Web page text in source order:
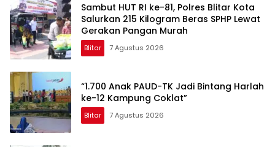
Sambut HUT RI ke-81, Polres Blitar Kota
Salurkan 215 Kilogram Beras SPHP Lewat
Gerakan Pangan Murah
Blitar 7 Agustus 2026
“1.700 Anak PAUD-TK Jadi Bintang Harlah
ke-12 Kampung Coklat”
Blitar 7 Agustus 2026